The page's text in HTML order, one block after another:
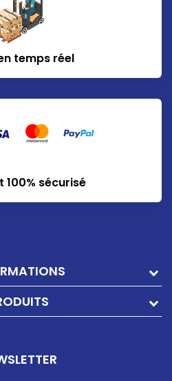
temps réel
100% sécurisé